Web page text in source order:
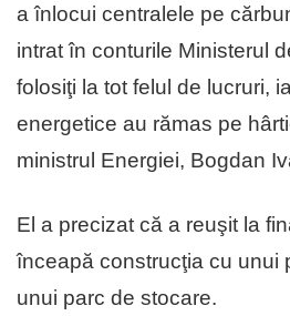
a înlocui centralele pe
intrat în conturile Ministerul
folosiţi la tot felul de lucruri,
energetice au rămas pe
ministrul Energiei, Bogdan
El a precizat că a reuşit la
înceapă construcţia cu unui
unui parc de stocare.